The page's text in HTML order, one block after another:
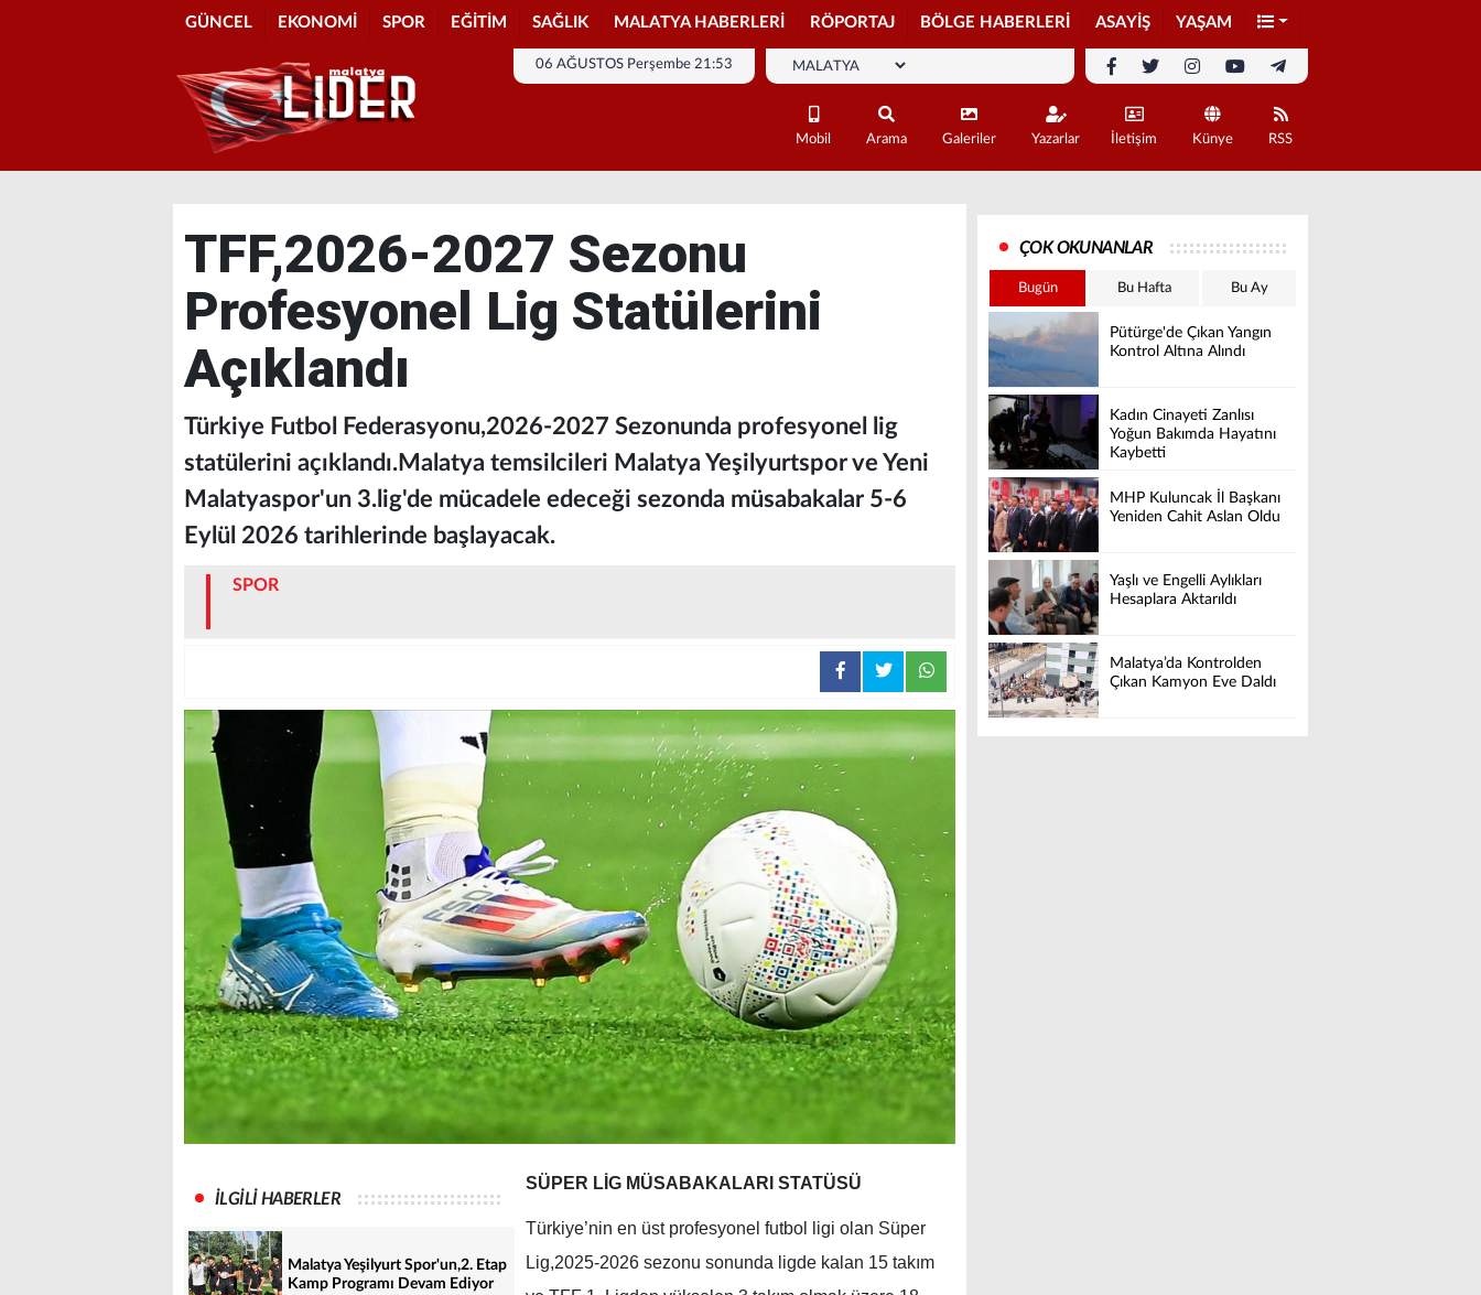
GÜNCEL EKONOMİ SPOR EĞİTİM SAĞLIK MALATYA HABERLERİ RÖPORTAJ BÖLGE HABERLERİ ASAYİŞ YAŞAM
06 AĞUSTOS Perşembe 21:53
Mobil Arama Galeriler Yazarlar İletişim Künye RSS
TFF,2026-2027 Sezonu
Profesyonel Lig Statülerini
Açıklandı
Türkiye Futbol Federasyonu,2026-2027 Sezonunda profesyonel lig
statülerini açıklandı.Malatya temsilcileri Malatya Yeşilyurtspor ve Yeni
Malatyaspor'un 3.lig'de mücadele edeceği sezonda müsabakalar 5-6
Eylül 2026 tarihlerinde başlayacak.
SPOR
İLGİLİ HABERLER
Malatya Yeşilyurt Spor'un,2. Etap
Kamp Programı Devam Ediyor
SÜPER LİG MÜSABAKALARI STATÜSÜ
Türkiye’nin en üst profesyonel futbol ligi olan Süper
Lig,2025-2026 sezonu sonunda ligde kalan 15 takım
ÇOK OKUNANLAR
Bugün Bu Hafta Bu Ay
Pütürge'de Çıkan Yangın
Kontrol Altına Alındı
Kadın Cinayeti Zanlısı
Yoğun Bakımda Hayatını
Kaybetti
MHP Kuluncak İl Başkanı
Yeniden Cahit Aslan Oldu
Yaşlı ve Engelli Aylıkları
Hesaplara Aktarıldı
Malatya’da Kontrolden
Çıkan Kamyon Eve Daldı